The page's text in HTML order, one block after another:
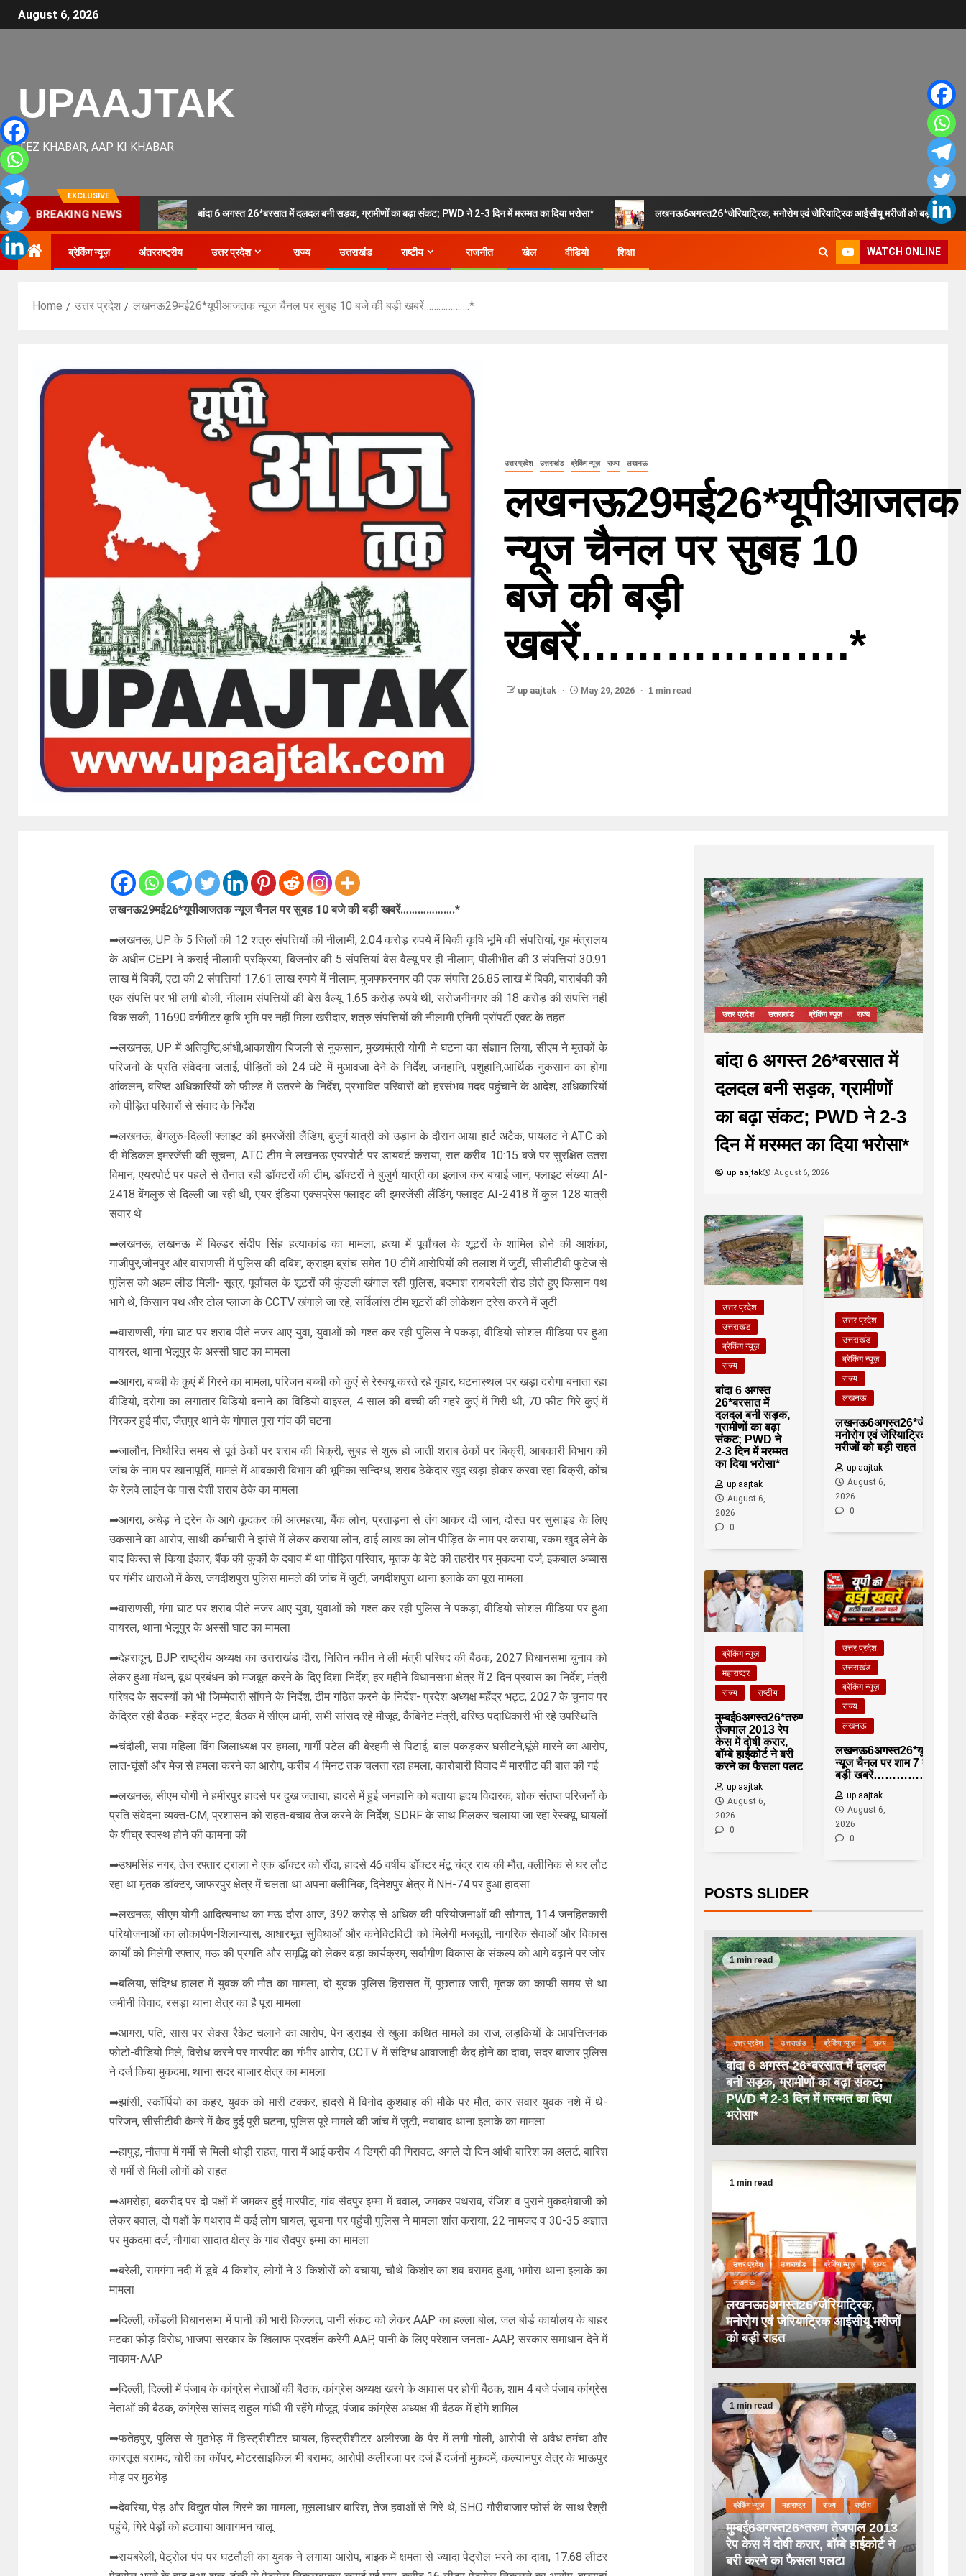
August 6, 2026
UPAAJTAK
TEZ KHABAR, AAP KI KHABAR
EXCLUSIVE
BREAKING NEWS बांदा 6 अगस्त 26*बरसात में दलदल बनी सड़क, ग्रामीणों का बढ़ा संकट; PWD ने 2-3 दिन में मरम्मत का दिया भरोसा* लखनऊ6अगस्त26*जेरियाट्रिक, मनोरोग एवं जेरियाट्रिक आईसीयू मरीजों को बड़ी राहत
ब्रेकिंग न्यूज़ अंतरराष्ट्रीय उत्तर प्रदेश राज्य उत्तराखंड राष्टीय राजनीत खेल वीडियो शिक्षा WATCH ONLINE
Home उत्तर प्रदेश लखनऊ29मई26*यूपीआजतक न्यूज चैनल पर सुबह 10 बजे की बड़ी खबरें……………….*
उत्तर प्रदेश उत्तराखंड ब्रेकिंग न्यूज़ राज्य लखनऊ
लखनऊ29मई26*यूपीआजतक
न्यूज चैनल पर सुबह 10
बजे की बड़ी
खबरें……………….*
up aajtak May 29, 2026 1 min read
लखनऊ29मई26*यूपीआजतक न्यूज चैनल पर सुबह 10 बजे की बड़ी खबरें……………….*
➡लखनऊ, UP के 5 जिलों की 12 शत्रु संपत्तियों की नीलामी, 2.04 करोड़ रुपये में बिकी कृषि भूमि की संपत्तियां, गृह मंत्रालय
के अधीन CEPI ने कराई नीलामी प्रक्रिया, बिजनौर की 5 संपत्तियां बेस वैल्यू पर ही नीलाम, पीलीभीत की 3 संपत्तियां 30.91
लाख में बिकीं, एटा की 2 संपत्तियां 17.61 लाख रुपये में नीलाम, मुजफ्फरनगर की एक संपत्ति 26.85 लाख में बिकी, बाराबंकी की
एक संपत्ति पर भी लगी बोली, नीलाम संपत्तियों की बेस वैल्यू 1.65 करोड़ रुपये थी, सरोजनीनगर की 18 करोड़ की संपत्ति नहीं
बिक सकी, 11690 वर्गमीटर कृषि भूमि पर नहीं मिला खरीदार, शत्रु संपत्तियों की नीलामी एनिमी प्रॉपर्टी एक्ट के तहत
➡लखनऊ, UP में अतिवृष्टि,आंधी,आकाशीय बिजली से नुकसान, मुख्यमंत्री योगी ने घटना का संज्ञान लिया, सीएम ने मृतकों के
परिजनों के प्रति संवेदना जताई, पीड़ितों को 24 घंटे में मुआवजा देने के निर्देश, जनहानि, पशुहानि,आर्थिक नुकसान का होगा
आंकलन, वरिष्ठ अधिकारियों को फील्ड में उतरने के निर्देश, प्रभावित परिवारों को हरसंभव मदद पहुंचाने के आदेश, अधिकारियों
को पीड़ित परिवारों से संवाद के निर्देश
➡लखनऊ, बेंगलुरु-दिल्ली फ्लाइट की इमरजेंसी लैंडिंग, बुजुर्ग यात्री को उड़ान के दौरान आया हार्ट अटैक, पायलट ने ATC को
दी मेडिकल इमरजेंसी की सूचना, ATC टीम ने लखनऊ एयरपोर्ट पर डायवर्ट कराया, रात करीब 10:15 बजे पर सुरक्षित उतरा
विमान, एयरपोर्ट पर पहले से तैनात रही डॉक्टरों की टीम, डॉक्टरों ने बुजुर्ग यात्री का इलाज कर बचाई जान, फ्लाइट संख्या AI-
2418 बेंगलुरु से दिल्ली जा रही थी, एयर इंडिया एक्सप्रेस फ्लाइट की इमरजेंसी लैंडिंग, फ्लाइट AI-2418 में कुल 128 यात्री
सवार थे
➡लखनऊ, लखनऊ में बिल्डर संदीप सिंह हत्याकांड का मामला, हत्या में पूर्वांचल के शूटरों के शामिल होने की आशंका,
गाजीपुर,जौनपुर और वाराणसी में पुलिस की दबिश, क्राइम ब्रांच समेत 10 टीमें आरोपियों की तलाश में जुटीं, सीसीटीवी फुटेज से
पुलिस को अहम लीड मिली- सूत्र, पूर्वांचल के शूटरों की कुंडली खंगाल रही पुलिस, बदमाश रायबरेली रोड होते हुए किसान पथ
भागे थे, किसान पथ और टोल प्लाजा के CCTV खंगाले जा रहे, सर्विलांस टीम शूटरों की लोकेशन ट्रेस करने में जुटी
➡वाराणसी, गंगा घाट पर शराब पीते नजर आए युवा, युवाओं को गश्त कर रही पुलिस ने पकड़ा, वीडियो सोशल मीडिया पर हुआ
वायरल, थाना भेलूपुर के अस्सी घाट का मामला
➡आगरा, बच्ची के कुएं में गिरने का मामला, परिजन बच्ची को कुएं से रेस्क्यू करते रहे गुहार, घटनास्थल पर खड़ा दरोगा बनाता रहा
वीडियो, दरोगा का लगातार विडियो बनाने का विडियो वाइरल, 4 साल की बच्ची की गहरे कुएं में गिरी थी, 70 फीट गिरे कुएं में
गिरकर हुई मौत, जैतपुर थाने के गोपाल पुरा गांव की घटना
➡जालौन, निर्धारित समय से पूर्व ठेकों पर शराब की बिक्री, सुबह से शुरू हो जाती शराब ठेकों पर बिक्री, आबकारी विभाग की
जांच के नाम पर खानापूर्ति, मामले में आबकारी विभाग की भूमिका सन्दिग्ध, शराब ठेकेदार खुद खड़ा होकर करवा रहा बिक्री, कोंच
के रेलवे लाईन के पास देशी शराब ठेके का मामला
➡आगरा, अधेड़ ने ट्रेन के आगे कूदकर की आत्महत्या, बैंक लोन, प्रताड़ना से तंग आकर दी जान, दोस्त पर सुसाइड के लिए
उकसाने का आरोप, साथी कर्मचारी ने झांसे में लेकर कराया लोन, ढाई लाख का लोन पीड़ित के नाम पर कराया, रकम खुद लेने के
बाद किस्त से किया इंकार, बैंक की कुर्की के दबाव में था पीड़ित परिवार, मृतक के बेटे की तहरीर पर मुकदमा दर्ज, इकबाल अब्बास
पर गंभीर धाराओं में केस, जगदीशपुरा पुलिस मामले की जांच में जुटी, जगदीशपुरा थाना इलाके का पूरा मामला
➡वाराणसी, गंगा घाट पर शराब पीते नजर आए युवा, युवाओं को गश्त कर रही पुलिस ने पकड़ा, वीडियो सोशल मीडिया पर हुआ
वायरल, थाना भेलूपुर के अस्सी घाट का मामला
➡देहरादून, BJP राष्ट्रीय अध्यक्ष का उत्तराखंड दौरा, नितिन नवीन ने ली मंत्री परिषद की बैठक, 2027 विधानसभा चुनाव को
लेकर हुआ मंथन, बूथ प्रबंधन को मजबूत करने के दिए दिशा निर्देश, हर महीने विधानसभा क्षेत्र में 2 दिन प्रवास का निर्देश, मंत्री
परिषद के सदस्यों को भी जिम्मेदारी सौंपने के निर्देश, टीम गठित करने के निर्देश- प्रदेश अध्यक्ष महेंद्र भट्ट, 2027 के चुनाव पर
केंद्रित रही बैठक- महेंद्र भट्ट, बैठक में सीएम धामी, सभी सांसद रहे मौजूद, कैबिनेट मंत्री, वरिष्ठ पदाधिकारी भी रहे उपस्थिति
➡चंदौली, सपा महिला विंग जिलाध्यक्ष पर हमला, गार्गी पटेल की बेरहमी से पिटाई, बाल पकड़कर घसीटने,घूंसे मारने का आरोप,
लात-घूंसों और मेज़ से हमला करने का आरोप, करीब 4 मिनट तक चलता रहा हमला, कारोबारी विवाद में मारपीट की बात की गई
➡लखनऊ, सीएम योगी ने हमीरपुर हादसे पर दुख जताया, हादसे में हुई जनहानि को बताया हृदय विदारक, शोक संतप्त परिजनों के
प्रति संवेदना व्यक्त-CM, प्रशासन को राहत-बचाव तेज करने के निर्देश, SDRF के साथ मिलकर चलाया जा रहा रेस्क्यू, घायलों
के शीघ्र स्वस्थ होने की कामना की
➡उधमसिंह नगर, तेज रफ्तार ट्राला ने एक डॉक्टर को रौंदा, हादसे 46 वर्षीय डॉक्टर मंटू चंद्र राय की मौत, क्लीनिक से घर लौट
रहा था मृतक डॉक्टर, जाफरपुर क्षेत्र में चलता था अपना क्लीनिक, दिनेशपुर क्षेत्र में NH-74 पर हुआ हादसा
➡लखनऊ, सीएम योगी आदित्यनाथ का मऊ दौरा आज, 392 करोड़ से अधिक की परियोजनाओं की सौगात, 114 जनहितकारी
परियोजनाओं का लोकार्पण-शिलान्यास, आधारभूत सुविधाओं और कनेक्टिविटी को मिलेगी मजबूती, नागरिक सेवाओं और विकास
कार्यों को मिलेगी रफ्तार, मऊ की प्रगति और समृद्धि को लेकर बड़ा कार्यक्रम, सर्वांगीण विकास के संकल्प को आगे बढ़ाने पर जोर
➡बलिया, संदिग्ध हालत में युवक की मौत का मामला, दो युवक पुलिस हिरासत में, पूछताछ जारी, मृतक का काफी समय से था
जमीनी विवाद, रसड़ा थाना क्षेत्र का है पूरा मामला
➡आगरा, पति, सास पर सेक्स रैकेट चलाने का आरोप, पेन ड्राइव से खुला कथित मामले का राज, लड़कियों के आपत्तिजनक
फोटो-वीडियो मिले, विरोध करने पर मारपीट का गंभीर आरोप, CCTV में संदिग्ध आवाजाही कैद होने का दावा, सदर बाजार पुलिस
ने दर्ज किया मुकदमा, थाना सदर बाजार क्षेत्र का मामला
➡झांसी, स्कॉर्पियो का कहर, युवक को मारी टक्कर, हादसे में विनोद कुशवाह की मौके पर मौत, कार सवार युवक नशे में थे-
परिजन, सीसीटीवी कैमरे में कैद हुई पूरी घटना, पुलिस पूरे मामले की जांच में जुटी, नवाबाद थाना इलाके का मामला
➡हापुड़, नौतपा में गर्मी से मिली थोड़ी राहत, पारा में आई करीब 4 डिग्री की गिरावट, अगले दो दिन आंधी बारिश का अलर्ट, बारिश
से गर्मी से मिली लोगों को राहत
➡अमरोहा, बकरीद पर दो पक्षों में जमकर हुई मारपीट, गांव सैदपुर इम्मा में बवाल, जमकर पथराव, रंजिश व पुराने मुकदमेबाजी को
लेकर बवाल, दो पक्षों के पथराव में कई लोग घायल, सूचना पर पहुंची पुलिस ने मामला शांत कराया, 22 नामजद व 30-35 अज्ञात
पर मुकदमा दर्ज, नौगांवा सादात क्षेत्र के गांव सैदपुर इम्मा का मामला
➡बरेली, रामगंगा नदी में डूबे 4 किशोर, लोगों ने 3 किशोरों को बचाया, चौथे किशोर का शव बरामद हुआ, भमोरा थाना इलाके का
मामला
➡दिल्ली, कोंडली विधानसभा में पानी की भारी किल्लत, पानी संकट को लेकर AAP का हल्ला बोल, जल बोर्ड कार्यालय के बाहर
मटका फोड़ विरोध, भाजपा सरकार के खिलाफ प्रदर्शन करेगी AAP, पानी के लिए परेशान जनता- AAP, सरकार समाधान देने में
नाकाम-AAP
➡दिल्ली, दिल्ली में पंजाब के कांग्रेस नेताओं की बैठक, कांग्रेस अध्यक्ष खरगे के आवास पर होगी बैठक, शाम 4 बजे पंजाब कांग्रेस
नेताओं की बैठक, कांग्रेस सांसद राहुल गांधी भी रहेंगे मौजूद, पंजाब कांग्रेस अध्यक्ष भी बैठक में होंगे शामिल
➡फतेहपुर, पुलिस से मुठभेड़ में हिस्ट्रीशीटर घायल, हिस्ट्रीशीटर अलीरजा के पैर में लगी गोली, आरोपी से अवैध तमंचा और
कारतूस बरामद, चोरी का कॉपर, मोटरसाइकिल भी बरामद, आरोपी अलीरजा पर दर्ज हैं दर्जनों मुकदमें, कल्यानपुर क्षेत्र के भाऊपुर
मोड़ पर मुठभेड़
➡देवरिया, पेड़ और विद्युत पोल गिरने का मामला, मूसलाधार बारिश, तेज हवाओं से गिरे थे, SHO गौरीबाजार फोर्स के साथ रैश्री
पहुंचे, गिरे पेड़ों को हटवाया आवागमन चालू
➡रायबरेली, पेट्रोल पंप पर घटतौली का युवक ने लगाया आरोप, बाइक में क्षमता से ज्यादा पेट्रोल भरने का दावा, 17.68 लीटर
उत्तर प्रदेश उत्तराखंड ब्रेकिंग न्यूज़ राज्य
बांदा 6 अगस्त 26*बरसात में
दलदल बनी सड़क, ग्रामीणों
का बढ़ा संकट; PWD ने 2-3
दिन में मरम्मत का दिया भरोसा*
up aajtak August 6, 2026
उत्तर प्रदेश
उत्तराखंड
ब्रेकिंग न्यूज़
राज्य
बांदा 6 अगस्त
26*बरसात में
दलदल बनी सड़क,
ग्रामीणों का बढ़ा
संकट; PWD ने
2-3 दिन में मरम्मत
का दिया भरोसा*
up aajtak
August 6,
2026
0
उत्तर प्रदेश
उत्तराखंड
ब्रेकिंग न्यूज़
राज्य
लखनऊ
मनोरोग एवं जेरियाट्रिक आईसीयू
मरीजों को बड़ी राहत
up aajtak
August 6,
2026
0
ब्रेकिंग न्यूज़
महाराष्ट्र
राज्य
राष्टीय
मुम्बई6अगस्त26*तरुण
तेजपाल 2013 रेप
केस में दोषी करार,
बॉम्बे हाईकोर्ट ने बरी
करने का फैसला पलटा
up aajtak
August 6,
2026
0
उत्तर प्रदेश
उत्तराखंड
ब्रेकिंग न्यूज़
राज्य
लखनऊ
लखनऊ6अगस्त26*यूपीआजतक
न्यूज चैनल पर शाम 7 बजे की
बड़ी खबरें……………….*
up aajtak
August 6,
2026
0
POSTS SLIDER
1 min read
उत्तर प्रदेश उत्तराखंड ब्रेकिंग न्यूज़ राज्य
बांदा 6 अगस्त 26*बरसात में दलदल
बनी सड़क, ग्रामीणों का बढ़ा संकट;
PWD ने 2-3 दिन में मरम्मत का दिया
भरोसा*
1 min read
उत्तर प्रदेश उत्तराखंड ब्रेकिंग न्यूज़ राज्य
लखनऊ
लखनऊ6अगस्त26*जेरियाट्रिक,
मनोरोग एवं जेरियाट्रिक आईसीयू मरीजों
को बड़ी राहत
1 min read
ब्रेकिंग न्यूज़ महाराष्ट्र राज्य राष्टीय
मुम्बई6अगस्त26*तरुण तेजपाल 2013
रेप केस में दोषी करार, बॉम्बे हाईकोर्ट ने
बरी करने का फैसला पलटा